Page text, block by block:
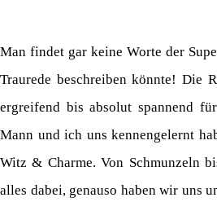
Man findet gar keine Worte der
Traurede beschreiben könnte! Die
ergreifend bis absolut spannend
Mann und ich uns kennengelernt
Witz & Charme. Von Schmunzeln
alles dabei, genauso haben wir uns